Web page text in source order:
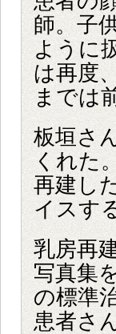
師。子
ように
は再度
までは
板垣さ
くれた
再建し
イスす
乳房再
写真集
の標準
患者さ